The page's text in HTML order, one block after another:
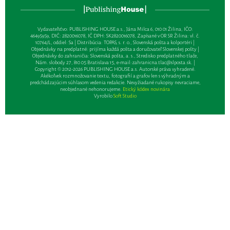
Vydavateľsťvo: PUBLISHING HOUSE a.s., Jána Milca 6, 010 01 Žilina, IČO:
46495959, DIČ: 2820016078, IČ DPH: SK2820016078, Zapísané v OR SR Žilina: vl. č.
10764/L, oddiel: Sa | Distribúcia: TOPAS, s. r. o., Slovenská pošta a kolportéri |
Objednávky na predplatné: prijíma každá pošta a doručovateľ Slovenskej pošty |
Objednávky do zahraničia: Slovenská pošta, a. s., Stredisko predplatného tlače,
Nám. slobody 27, 810 05 Bratislava 15, e-mail:zahranicna.tlac@slposta.sk. |
Copyright © 2012-2026 PUBLISHING HOUSE a.s. Autorské práva vyhradené.
Akékoľvek rozmnožovanie textu, fotografií a grafov len s výhradným a
predchádzajúcim súhlasom vedenia redakcie. Nevyžiadané rukopisy nevraciame,
neobjednané nehonorujeme. Etický kódex novinára
VyrobiloSoft Studio